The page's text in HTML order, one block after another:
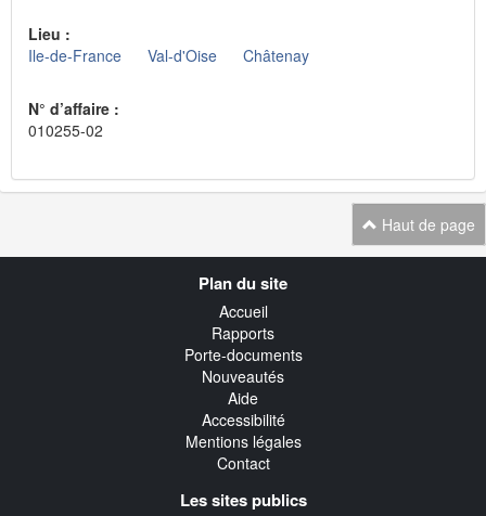
Lieu :
Ile-de-France
Val-d'Oise Châtenay
N° d’affaire :
010255-02
Haut de page
Plan du site
Accueil
Rapports
Porte-documents
Nouveautés
Aide
Accessibilité
Mentions légales
Contact
Les sites publics